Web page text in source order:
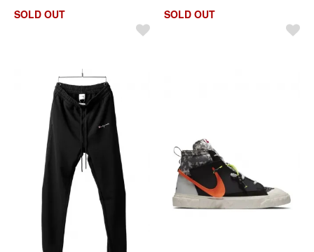
SOLD OUT
SOLD OUT